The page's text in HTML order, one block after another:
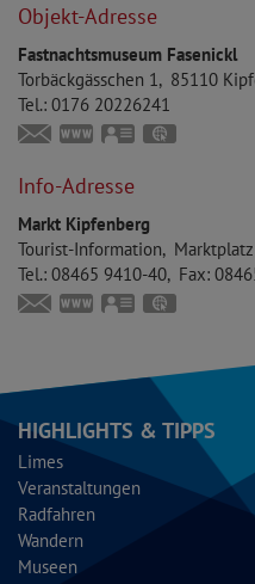
Objekt-Adresse
Fastnachtsmuseum Fasenickl
Torbäckgässchen 1
85110
Tel.: 0176 20226241
info@fasenickl.de
https://vCard
Info-Adresse
Markt Kipfenberg
Tourist-Information
Tel.: 08465 9410-40 Fax:
touristinfo@markt-
www.kipfenberg.de
vCard
HIGHLIGHTS & TIPPS
Limes
Veranstaltungen
Radfahren
Wandern
Museen